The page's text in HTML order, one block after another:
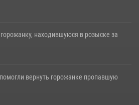
находившуюся в розыске за
вернуть горожанке пропавшую